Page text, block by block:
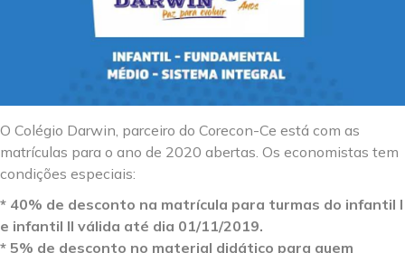
O Colégio Darwin, parceiro do Corecon-Ce está com as
matrículas para o ano de 2020 abertas. Os economistas tem
condições especiais:
* 40% de desconto na matrícula para turmas do infantil I
e infantil II válida até dia 01/11/2019.
* 5% de desconto no material didático para quem